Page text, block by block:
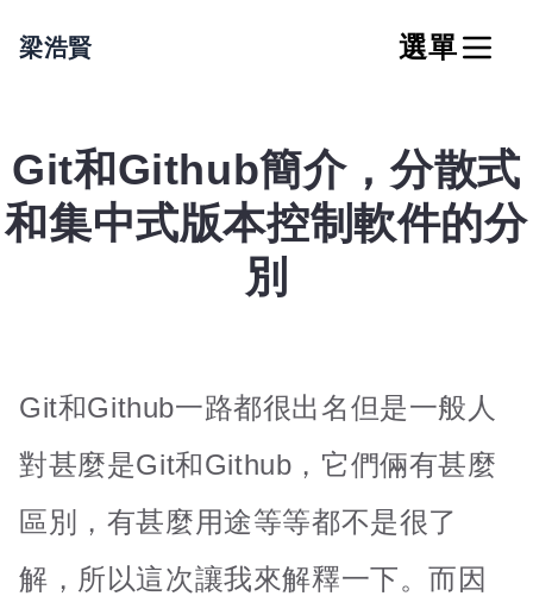
梁浩賢 選單
Git和Github簡介，分散式
和集中式版本控制軟件的分
別
Git和Github一路都很出名但是一般人
對甚麼是Git和Github，它們倆有甚麼
區別，有甚麼用途等等都不是很了
解，所以這次讓我來解釋一下。而因